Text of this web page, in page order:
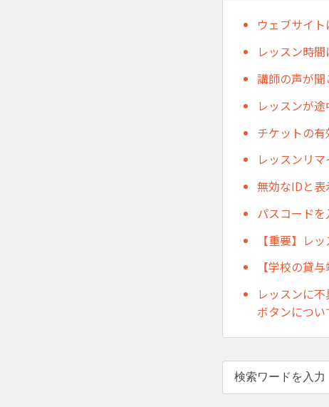
ウェブサイ
レッスン時
講師の声が
レッスンが
チケットの
レッスンリ
無効なIDと
パスコード
【重要】レ
【学校の貸
レッスンに
ボタンについ